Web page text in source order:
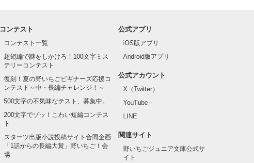
コンテスト
コンテスト一覧
超短編で謎をしかけろ！100文字ミス
テリーコンテスト
復刻！夏の野いちごビギナーズ応援コ
ンテスト～中・長編チャレンジ！～
500文字の不気味なテスト、募集中。
200文字でゾッ！こわい短編コンテス
ト
スターツ出版小説投稿サイト合同企画
「1話からの長編大賞」野いちご！会
場
公式アプリ
iOS版アプリ
Android版アプリ
公式アカウント
X（Twitter）
YouTube
LINE
関連サイト
野いちごジュニア文庫公式サ
イト